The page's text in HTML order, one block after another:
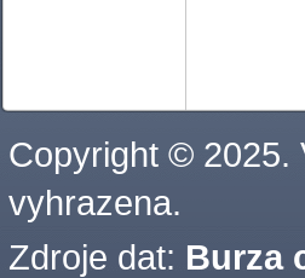
Copyright © 2025.
vyhrazena.
Zdroje dat: Burza